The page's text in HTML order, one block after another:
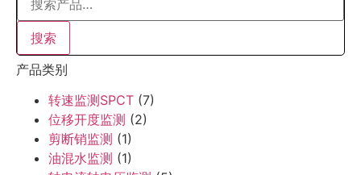
产品类别
转速监测SPCT (7)
位移开度监测 (2)
剪断销监测 (1)
油混水监测 (1)
搜索